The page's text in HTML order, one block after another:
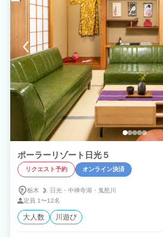
ポーラーリゾート日光５
リクエスト予約 オンライン決済
栃木 日光・ 中禅寺湖・ 鬼怒川
定員 1〜12名
大人数 川遊び